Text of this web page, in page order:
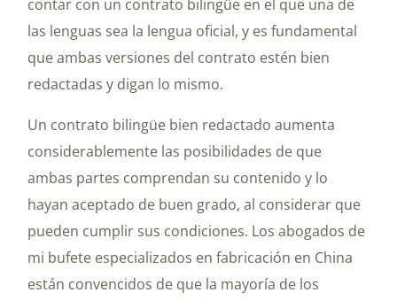
contar con un contrato bilingüe en el que una de
las lenguas sea la lengua oficial, y es fundamental
que ambas versiones del contrato estén bien
redactadas y digan lo mismo.
Un contrato bilingüe bien redactado aumenta
considerablemente las posibilidades de que
ambas partes comprendan su contenido y lo
hayan aceptado de buen grado, al considerar que
pueden cumplir sus condiciones. Los abogados de
mi bufete especializados en fabricación en China
están convencidos de que la mayoría de los